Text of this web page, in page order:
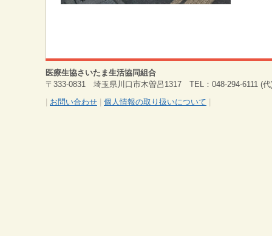
医療生協さいたま生活協同組合
〒333-0831 埼玉県川口市木曽呂1317 TEL：048-294-6111 (
お問い合わせ 個人情報の取り扱いについて